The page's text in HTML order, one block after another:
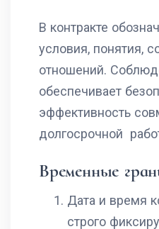
В контракте
условия, понятия,
отношений.
обеспечивает
эффективность
долгосрочной
Временные
Дата и время
строго